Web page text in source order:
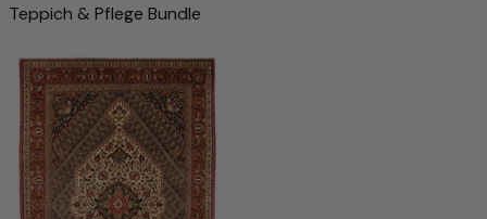
Teppich & Pflege Bundle